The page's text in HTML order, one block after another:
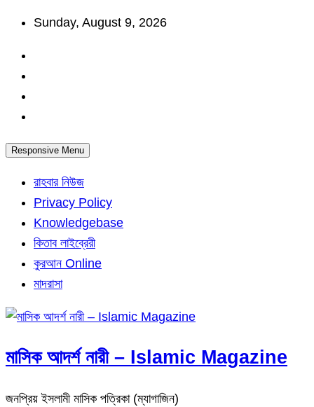
Skip
content
Sunday, August 9, 2026
Responsive Menu
রাহবার নিউজ
Privacy Policy
Knowledgebase
কিতাব লাইব্রেরী
কুরআন Online
মাদরাসা
মাসিক আদর্শ নারী – Islamic Magazine
জনপ্রিয় ইসলামী মাসিক পত্রিকা (ম্যাগাজিন)